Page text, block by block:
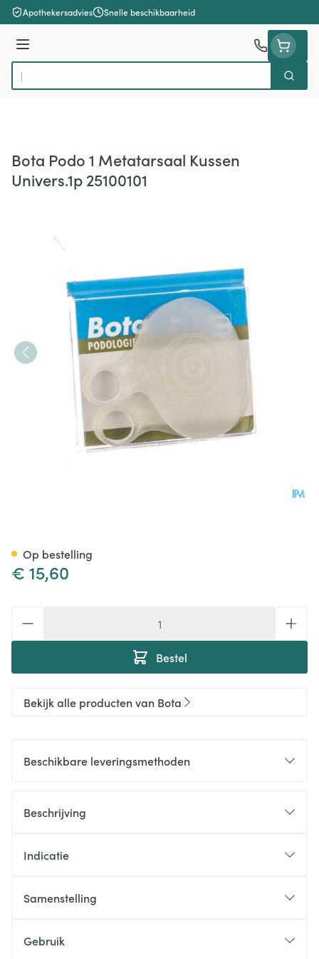
Ga naar de inhoud
Apothekersadvies Snelle beschikbaarheid
Menu
Product, merk, categorie...
Zoek
Bota Podo 1 Metatarsaal Kussen
Univers.1p 25100101
€ 15,60
Bestel
Op bestelling
Bekijk alle producten van Bota
Beschikbare leveringsmethoden
Beschrijving
Indicatie
Samenstelling
Gebruik